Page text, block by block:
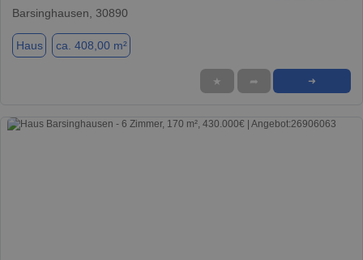
Barsinghausen, 30890
Haus ca. 408,00 m²
★ ➦ ➜